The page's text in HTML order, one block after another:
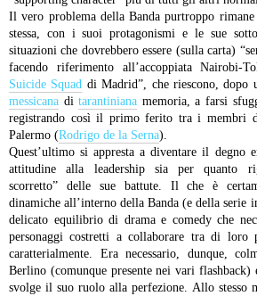
Il vero problema della Banda purtroppo
stessa, con i suoi protagonismi e le sue
situazioni che dovrebbero essere (sulla carta)
facendo riferimento all’accoppiata Nairobi-
Suicide Squad di Madrid”, che riescono, dopo
messicana ditarantiniana memoria, a farsi
registrando così il primo ferito tra i membri
Palermo (Rodrigo de la Serna).
Quest’ultimo si appresta a diventare il degno
attitudine alla leadership sia per quanto
scorretto” delle sue battute. Il che è
dinamiche all’interno della Banda (e della serie
delicato equilibrio di drama e comedy che
personaggi costretti a collaborare tra di loro
caratterialmente. Era necessario, dunque,
Berlino (comunque presente nei vari flashback)
svolge il suo ruolo alla perfezione.
Allo stesso